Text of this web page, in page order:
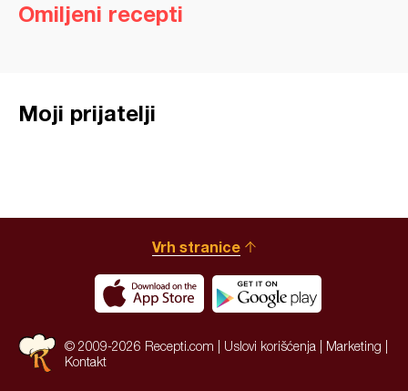
Omiljeni recepti
Moji prijatelji
Vrh stranice
© 2009-2026 Recepti.com | Uslovi korišćenja Marketing
Kontakt